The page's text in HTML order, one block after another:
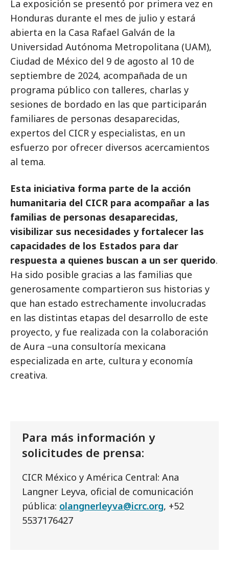
La exposición se presentó por primera vez en
Honduras durante el mes de julio y estará
abierta en la Casa Rafael Galván de la
Universidad Autónoma Metropolitana (UAM),
Ciudad de México del 9 de agosto al 10 de
septiembre de 2024, acompañada de un
programa público con talleres, charlas y
sesiones de bordado en las que participarán
familiares de personas desaparecidas,
expertos del CICR y especialistas, en un
esfuerzo por ofrecer diversos acercamientos
al tema.
Esta iniciativa forma parte de la acción
humanitaria del CICR para acompañar a las
familias de personas desaparecidas,
visibilizar sus necesidades y fortalecer las
capacidades de los Estados para dar
respuesta a quienes buscan a un ser querido.
Ha sido posible gracias a las familias que
generosamente compartieron sus historias y
que han estado estrechamente involucradas
en las distintas etapas del desarrollo de este
proyecto, y fue realizada con la colaboración
de Aura –una consultoría mexicana
especializada en arte, cultura y economía
creativa.
Para más información y
solicitudes de prensa:
CICR México y América Central: Ana
Langner Leyva, oficial de comunicación
pública: olangnerleyva@icrc.org, +52
5537176427